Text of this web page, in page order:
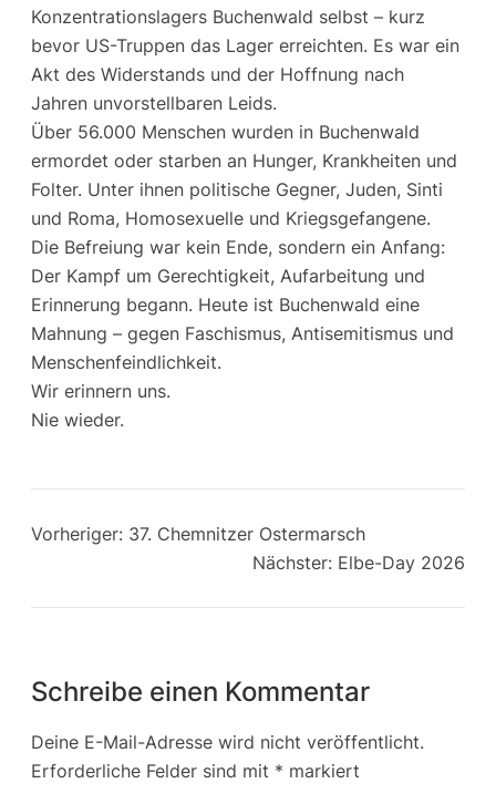
Konzentrationslagers Buchenwald selbst – kurz
bevor US-Truppen das Lager erreichten. Es war ein
Akt des Widerstands und der Hoffnung nach
Jahren unvorstellbaren Leids.
Über 56.000 Menschen wurden in Buchenwald
ermordet oder starben an Hunger, Krankheiten und
Folter. Unter ihnen politische Gegner, Juden, Sinti
und Roma, Homosexuelle und Kriegsgefangene.
Die Befreiung war kein Ende, sondern ein Anfang:
Der Kampf um Gerechtigkeit, Aufarbeitung und
Erinnerung begann. Heute ist Buchenwald eine
Mahnung – gegen Faschismus, Antisemitismus und
Menschenfeindlichkeit.
Wir erinnern uns.
Nie wieder.
Vorheriger: 37. Chemnitzer Ostermarsch
Nächster: Elbe-Day 2026
Schreibe einen Kommentar
Deine E-Mail-Adresse wird nicht veröffentlicht.
Erforderliche Felder sind mit * markiert